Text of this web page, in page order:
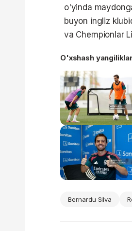
o'yinda
buyon ingliz
va Chempionlar
O'xshash yangiliklar
Bernardu Silva